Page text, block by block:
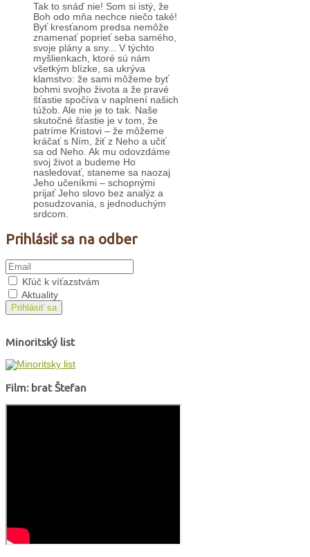
Tak to snáď nie! Som si istý, že
Boh odo mňa nechce niečo také!
Byť kresťanom predsa nemôže
znamenať poprieť seba samého,
svoje plány a sny... V týchto
myšlienkach, ktoré sú nám
všetkým blízke, sa ukrýva
klamstvo: že sami môžeme byť
bohmi svojho života a že pravé
šťastie spočíva v naplnení našich
túžob. Ale nie je to tak. Naše
skutočné šťastie je v tom, že
patríme Kristovi – že môžeme
kráčať s Ním, žiť z Neho a učiť
sa od Neho. Ak mu odovzdáme
svoj život a budeme Ho
nasledovať, staneme sa naozaj
Jeho učeníkmi – schopnými
prijať Jeho slovo bez analýz a
posudzovania, s jednoduchým
srdcom.
Prihlásiť sa na odber
Kľúč k víťazstvám
Aktuality
Prihlásiť sa
Minoritský list
Film: brat Štefan